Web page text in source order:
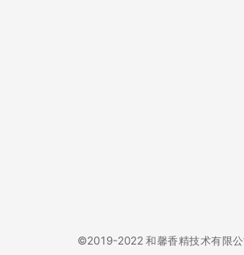
©2019-2022 和馨香精技术有限